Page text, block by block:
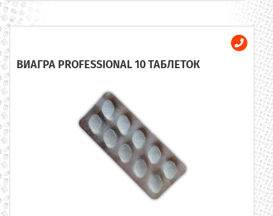
ВИАГРА PROFESSIONAL 10 ТАБЛЕТОК